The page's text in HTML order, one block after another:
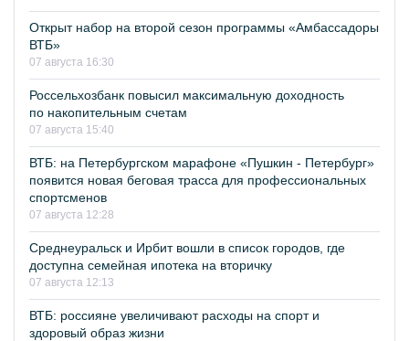
Открыт набор на второй сезон программы «Амбассадоры
ВТБ»
07 августа 16:30
Россельхозбанк повысил максимальную доходность
по накопительным счетам
07 августа 15:40
ВТБ: на Петербургском марафоне «Пушкин - Петербург»
появится новая беговая трасса для профессиональных
спортсменов
07 августа 12:28
Среднеуральск и Ирбит вошли в список городов, где
доступна семейная ипотека на вторичку
07 августа 12:13
ВТБ: россияне увеличивают расходы на спорт и
здоровый образ жизни